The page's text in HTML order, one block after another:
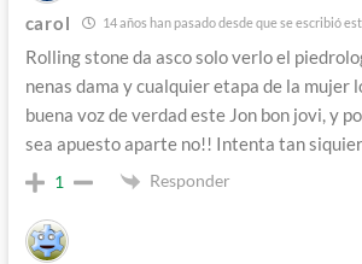
carol 14 años han pasado desde que se escribió
Rolling stone da asco solo verlo el
nenas dama y cualquier etapa de la mujer
buena voz de verdad este Jon bon jovi, y
sea apuesto aparte no!! Intenta tan
1 Responder